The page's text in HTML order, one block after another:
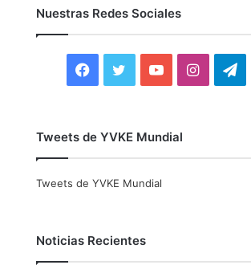
Nuestras Redes Sociales
F
c
i
Y
u
I
T
Tweets de YVKE Mundial
Tweets de YVKE Mundial
Noticias Recientes